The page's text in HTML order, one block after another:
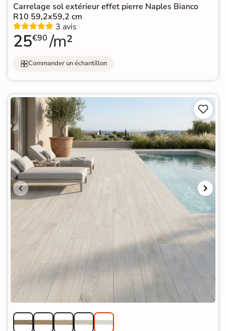
Carrelage sol extérieur effet pierre Naples Bianco
R10 59,2x59,2 cm
3 avis
25€90 /m²
Commander un échantillon

